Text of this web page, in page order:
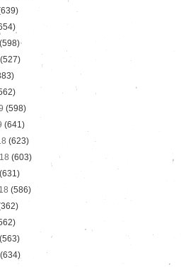
(598)
(527)
(598)
(641)
(623)
(603)
(631)
(586)
(563)
(634)